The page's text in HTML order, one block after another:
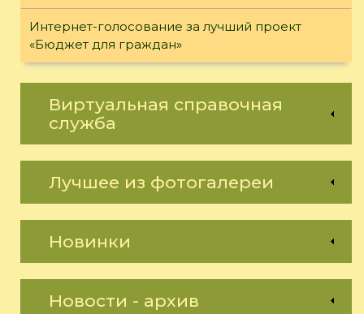
Интернет-голосование за лучший проект
«Бюджет для граждан»
Виртуальная справочная
служба
Лучшее из фотогалереи
Новинки
Новости - архив